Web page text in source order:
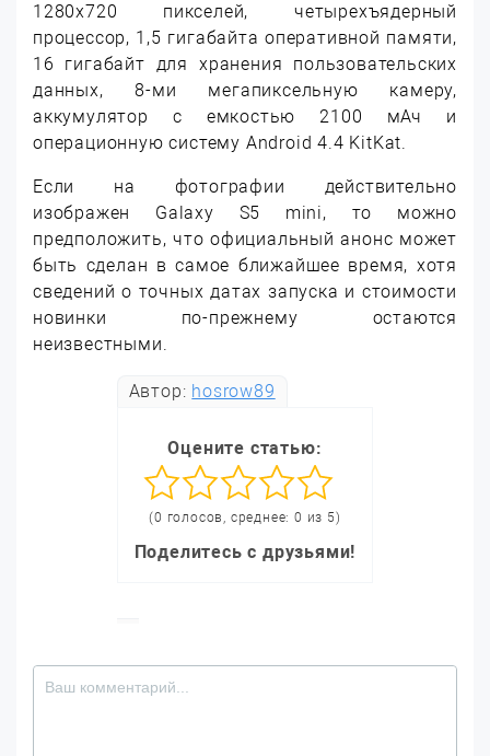
1280х720 пикселей, четырехъядерный
процессор, 1,5 гигабайта оперативной памяти,
16 гигабайт для хранения пользовательских
данных, 8-ми мегапиксельную камеру,
аккумулятор с емкостью 2100 мАч и
операционную систему Android 4.4 KitKat.
Если на фотографии действительно
изображен Galaxy S5 mini, то можно
предположить, что официальный анонс может
быть сделан в самое ближайшее время, хотя
сведений о точных датах запуска и стоимости
новинки по-прежнему остаются
неизвестными.
Автор: hosrow89
Оцените статью:
(0 голосов, среднее: 0 из 5)
Поделитесь с друзьями!